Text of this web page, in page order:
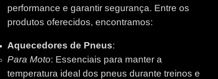
performance e garantir segurança. Entre os
produtos oferecidos, encontramos:
Aquecedores de Pneus:
Para Moto: Essenciais para manter a
temperatura ideal dos pneus durante treinos e